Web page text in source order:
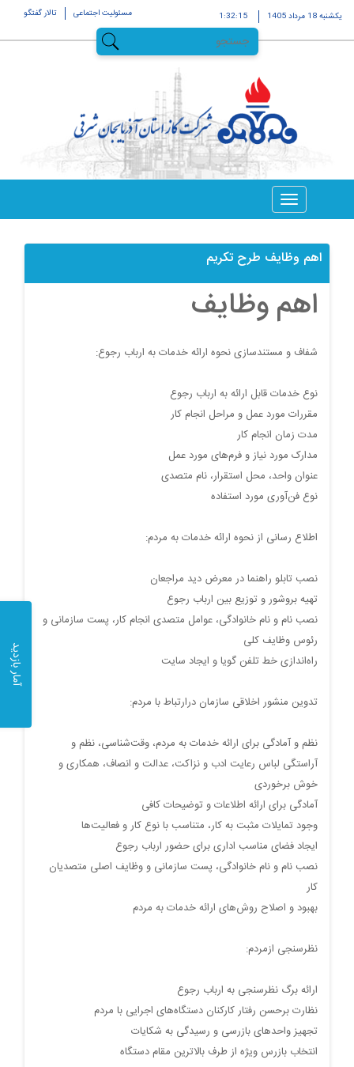
يکشنبه 18 مرداد 1405 1:32:16 مسئولیت اجتماعی تالار گفتگو
آمار بازدید
اهم وظایف طرح تکریم
اهم وظایف
شفاف و مستندسازی نحوه ارائه خدمات به ارباب رجوع:
نوع خدمات قابل ارائه به ارباب رجوع
مقررات مورد عمل و مراحل انجام کار
مدت زمان انجام کار
مدارک مورد نیاز و فرم‌های مورد عمل
عنوان واحد، محل استقرار، نام متصدی
نوع فن‌آوری مورد استفاده
اطلاع رسانی از نحوه ارائه خدمات به مردم:
نصب تابلو راهنما در معرض دید مراجعان
تهیه بروشور و توزیع بین ارباب رجوع
نصب نام و نام خانوادگی، عوامل متصدی انجام کار، پست سازمانی و
رئوس وظایف کلی
راه‌اندازی خط تلفن گویا و ایجاد سایت
تدوین منشور اخلاقی سازمان درارتباط با مردم:
نظم و آمادگی برای ارائه خدمات به مردم، وقت‌شناسی، نظم و
آراستگی لباس رعایت ادب و نزاکت، عدالت و انصاف، همکاری و
خوش برخوردی
آمادگی برای ارائه اطلاعات و توضیحات کافی
وجود تمایلات مثبت به کار، متناسب با نوع کار و فعالیت‌ها
ایجاد فضای مناسب اداری برای حضور ارباب رجوع
نصب نام و نام خانوادگی، پست سازمانی و وظایف اصلی متصدیان
کار
بهبود و اصلاح روش‌های ارائه خدمات به مردم
نظرسنجی ازمردم:
ارائه برگ نظرسنجی به ارباب رجوع
نظارت برحسن رفتار کارکنان دستگاه‌های اجرایی با مردم
تجهیز واحدهای بازرسی و رسیدگی به شکایات
انتخاب بازرس ویژه از طرف بالاترین مقام دستگاه